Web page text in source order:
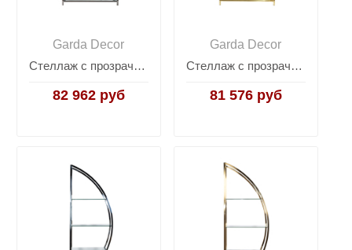
Garda Decor
Стеллаж с прозрачным стеклом (хром) GY-SH8711BL
82 962 руб
Garda Decor
Стеллаж с прозрачным стеклом (золотой) GY-SH8711GOLD
81 576 руб